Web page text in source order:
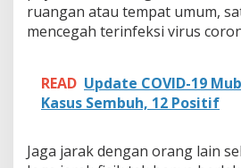
ruangan atau tempat umum,
mencegah terinfeksi virus
READ Update COVID-19
Kasus Sembuh, 12 Positif
Jaga jarak dengan orang lain